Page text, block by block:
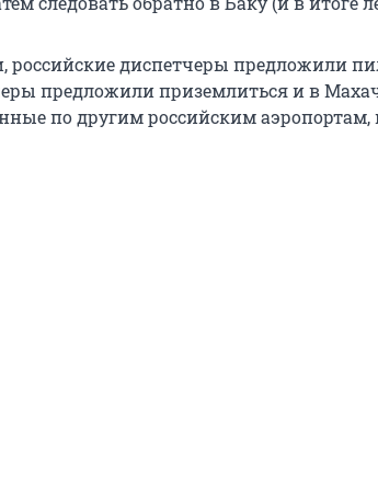
российские диспетчеры предложили
предложили приземлиться и в
по другим российским